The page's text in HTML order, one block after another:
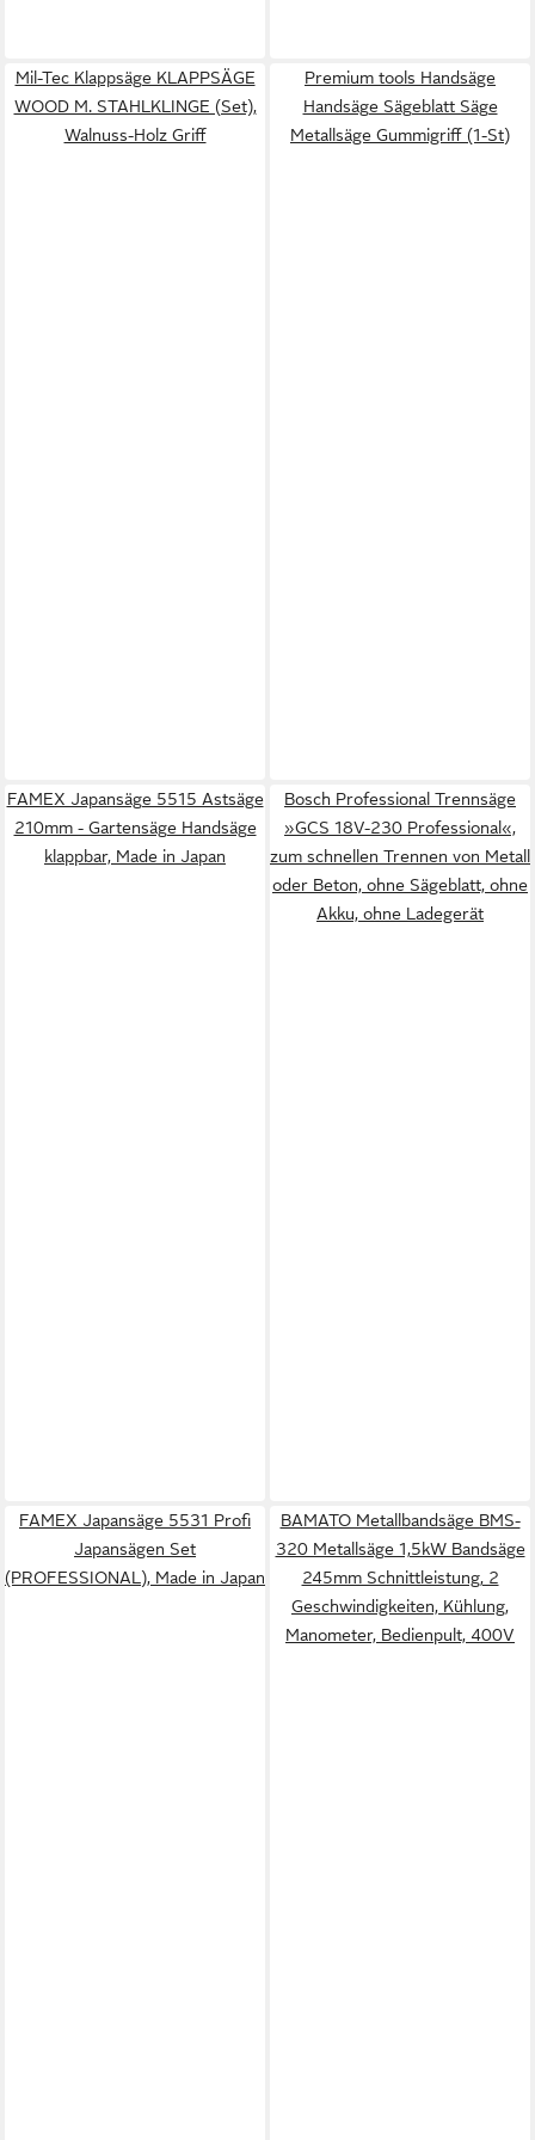
Mil-Tec Klappsäge KLAPPSÄGE
WOOD M. STAHLKLINGE (Set),
Walnuss-Holz Griff
Premium tools Handsäge
Handsäge Sägeblatt Säge
Metallsäge Gummigriff (1-St)
FAMEX Japansäge 5515 Astsäge
210mm - Gartensäge Handsäge
klappbar, Made in Japan
Bosch Professional Trennsäge
»GCS 18V-230 Professional«,
zum schnellen Trennen von Metall
oder Beton, ohne Sägeblatt, ohne
Akku, ohne Ladegerät
FAMEX Japansäge 5531 Profi
Japansägen Set
(PROFESSIONAL), Made in Japan
BAMATO Metallbandsäge BMS-
320 Metallsäge 1,5kW Bandsäge
245mm Schnittleistung, 2
Geschwindigkeiten, Kühlung,
Manometer, Bedienpult, 400V